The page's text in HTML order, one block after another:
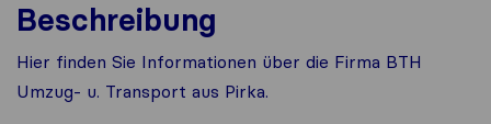
Beschreibung
Hier finden Sie Informationen über die Firma BTH
Umzug- u. Transport aus Pirka.